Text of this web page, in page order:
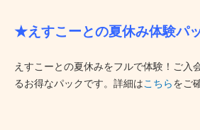
★えすこーとの夏休み体験パ
えすこーとの夏休みをフルで体験！ご入
るお得なパックです。詳細はこちらをご